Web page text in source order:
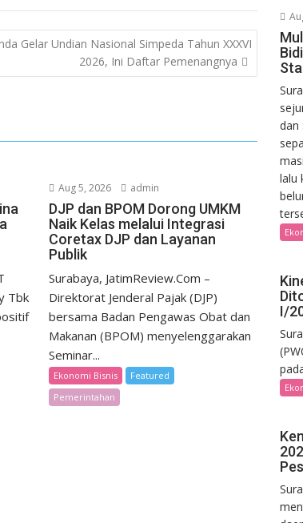
Gelar Undian Nasional Simpeda Tahun XXXVI
2026, Ini Daftar Pemenangnya
Tbk
Aug 5, 2026 admin
DJP dan BPOM Dorong UMKM
Naik Kelas melalui Integrasi
Coretax DJP dan Layanan
Publik
Surabaya, JatimReview.Com –
Direktorat Jenderal Pajak (DJP)
bersama Badan Pengawas Obat dan
Makanan (BPOM) menyelenggarakan
Seminar...
Ekonomi Bisnis
Featured
Pemerintahan
dan
lalu
I/